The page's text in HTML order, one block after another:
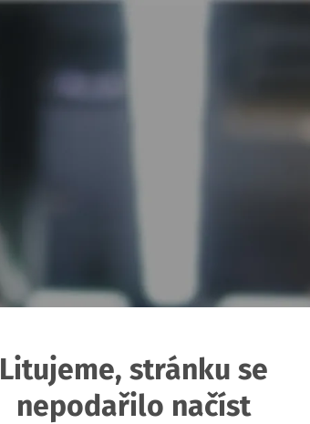
Litujeme, stránku se
nepodařilo načíst